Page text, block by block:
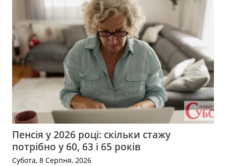
Пенсія у 2026 році: скільки стажу
потрібно у 60, 63 і 65 років
Субота, 8 Серпня, 2026